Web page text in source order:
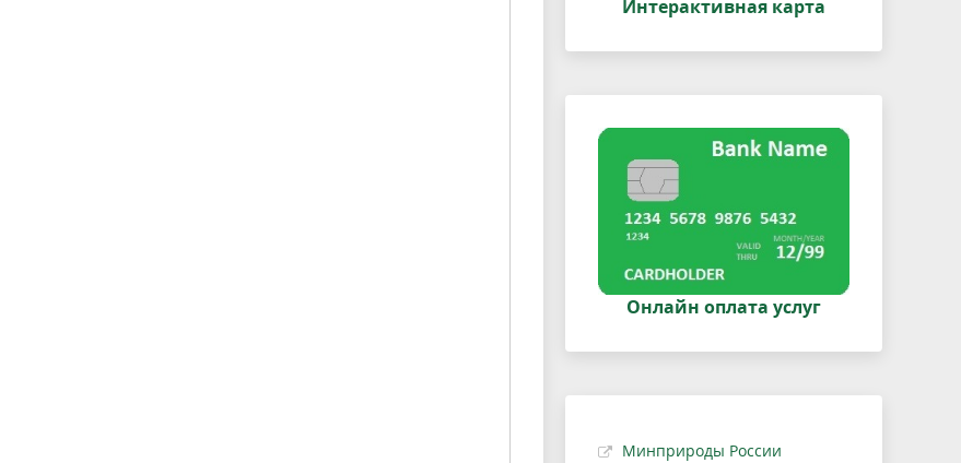
Интерактивная карта
Онлайн оплата услуг
Минприроды России